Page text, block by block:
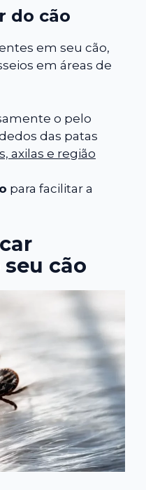
do cão
em seu cão,
em áreas de
o pelo
das patas
axilas e região
para facilitar a
cão